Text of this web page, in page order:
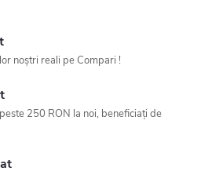
noștri reali pe Compari !
250 RON la noi, beneficiați de